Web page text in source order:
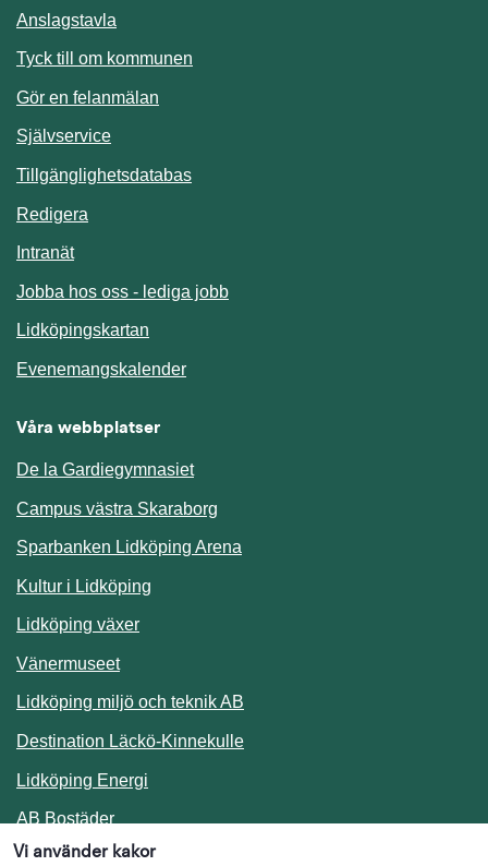
Vi använder kakor
Anslagstavla
Tyck till om kommunen
Gör en felanmälan
SjälvserviceLänk till annan webbplats.
TillgänglighetsdatabasLänk till annan webbplats.
Redigera
IntranätLänk till annan webbplats.
Jobba hos oss - lediga jobb
Lidköpingskartan
EvenemangskalenderLänk till annan webbplats.
Våra webbplatser
De la Gardiegymnasiet
Campus västra Skaraborg
Sparbanken Lidköping Arena
Kultur i Lidköping
Lidköping växer
Vänermuseet
Lidköping miljö och teknik AB
Destination Läckö-KinnekulleLänk till annan webbplats.
Lidköping Energi
AB BostäderLänk till annan webbplats.